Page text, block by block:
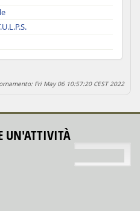
Fri May 06 10:57:20 CEST 2022
UN'ATTIVITÀ